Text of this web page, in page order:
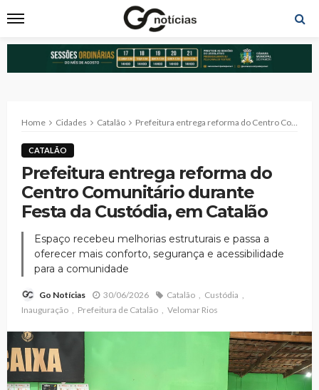
Home Cidades Catalão Prefeitura entrega reforma do Centro Comunitário durante Festa da Custódia, em Catalão
CATALÃO
Prefeitura entrega reforma do
Centro Comunitário durante
Festa da Custódia, em Catalão
Espaço recebeu melhorias estruturais e passa a
oferecer mais conforto, segurança e acessibilidade
para a comunidade
Go Notícias 30/06/2026 Catalão
Custódia
Inauguração
Prefeitura de Catalão Velomar Rios